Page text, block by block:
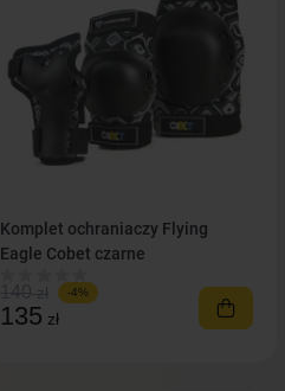
Komplet ochraniaczy Flying
Eagle Cobet czarne
-4%
135 zł